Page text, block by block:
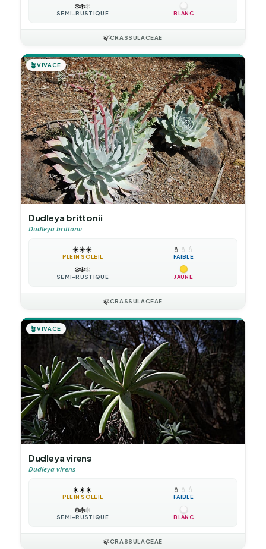
❄️❄️❄️
SEMI-RUSTIQUE BLANC
🍃CRASSULACEAE
🪴VIVACE
Dudleya brittonii
Dudleya brittonii
☀️☀️☀️
PLEIN SOLEIL
💧 💧 💧
FAIBLE
❄️❄️❄️
SEMI-RUSTIQUE JAUNE
🍃CRASSULACEAE
🪴VIVACE
Dudleya virens
Dudleya virens
☀️☀️☀️
PLEIN SOLEIL
💧 💧 💧
FAIBLE
❄️❄️❄️
SEMI-RUSTIQUE BLANC
🍃CRASSULACEAE